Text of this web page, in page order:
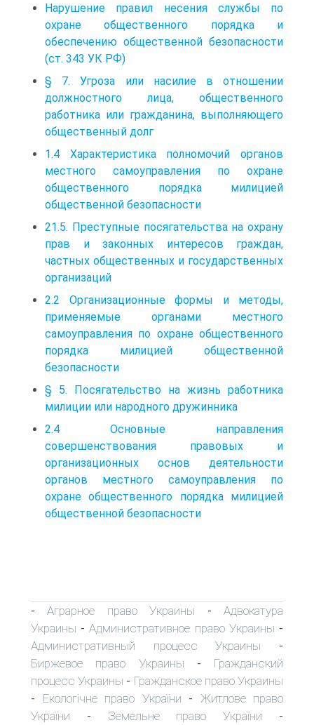
Нарушение правил несения службы по
охране общественного порядка и
обеспечению общественной безопасности
(ст. 343 УК РФ)
§ 7. Угроза или насилие в отношении
должностного лица, общественного
работника или гражданина, выполняющего
общественный долг
1.4 Характеристика полномочий органов
местного самоуправления по охране
общественного порядка милицией
общественной безопасности
21.5. Преступные посягательства на охрану
прав и законных интересов граждан,
частных общественных и государственных
организаций
2.2 Организационные формы и методы,
применяемые органами местного
самоуправления по охране общественного
порядка милицией общественной
безопасности
§ 5. Посягательство на жизнь работника
милиции или народного дружинника
2.4 Основные направления
совершенствования правовых и
организационных основ деятельности
органов местного самоуправления по
охране общественного порядка милицией
общественной безопасности
-Аграрное право Украины -Адвокатура
Украины -Административное право Украины -
Административный процесс Украины -
Биржевое право Украины - Гражданский
процесс Украины - Гражданское право Украины
- Екологічне право України - Житлове право
України - Земельне право України -